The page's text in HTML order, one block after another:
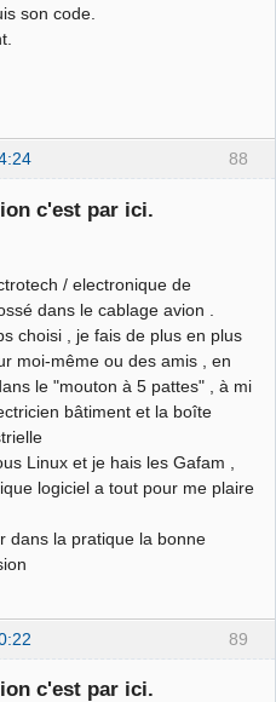
son code.
88
c'est par ici.
/ electronique de
dans le cablage avion .
choisi , je fais de plus en plus
moi-même ou des amis , en
le "mouton à 5 pattes" , à mi
bâtiment et la boîte
Linux et je hais les Gafam ,
logiciel a tout pour me plaire
dans la pratique la bonne
89
c'est par ici.